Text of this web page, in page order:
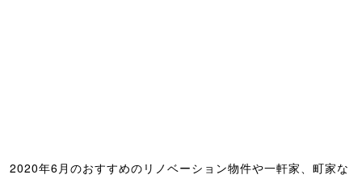
2020年6月のおすすめのリノベーション物件や一軒家、町家な